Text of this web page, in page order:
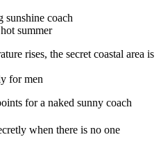
sunshine coach
summer
rises, the secret coastal area is
for men
for a naked sunny coach
when there is no one